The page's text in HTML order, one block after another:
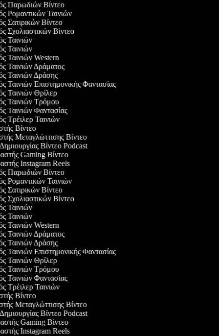
Παρωδιών Βίντεο
Ρομαντικών Ταινιών
Σατιρικών Βίντεο
Σχολιαστικών Βίντεο
Ταινιών
Ταινιών
Ταινιών Western
Ταινιών Δράματος
Ταινιών Δράσης
Ταινιών Επιστημονικής Φαντασίας
Ταινιών Θρίλερ
Ταινιών Τρόμου
Ταινιών Φαντασίας
Τρέιλερ Ταινιών
Βίντεο
Μεταγλώττισης Βίντεο
Βίντεο Podcast
Gaming Βίντεο
Instagram Reels
Παρωδιών Βίντεο
Ρομαντικών Ταινιών
Σατιρικών Βίντεο
Σχολιαστικών Βίντεο
Ταινιών
Ταινιών
Ταινιών Western
Ταινιών Δράματος
Ταινιών Δράσης
Ταινιών Επιστημονικής Φαντασίας
Ταινιών Θρίλερ
Ταινιών Τρόμου
Ταινιών Φαντασίας
Τρέιλερ Ταινιών
Βίντεο
Μεταγλώττισης Βίντεο
Βίντεο Podcast
Gaming Βίντεο
Instagram Reels